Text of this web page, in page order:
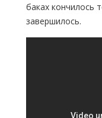
баках кончилось
завершилось.